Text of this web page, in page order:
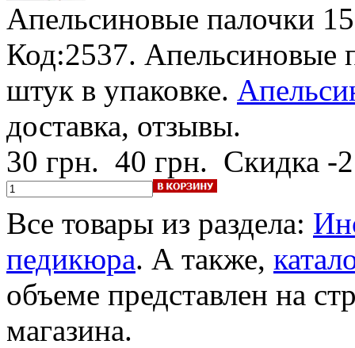
Апельсиновые палочки
Код:2537. Апельсиновые
штук в упаковке.
доставка, отзывы.
30 грн. 40 грн. Скидка -
Все товары из раздела:
педикюра. А также,
объеме представлен на
магазина.